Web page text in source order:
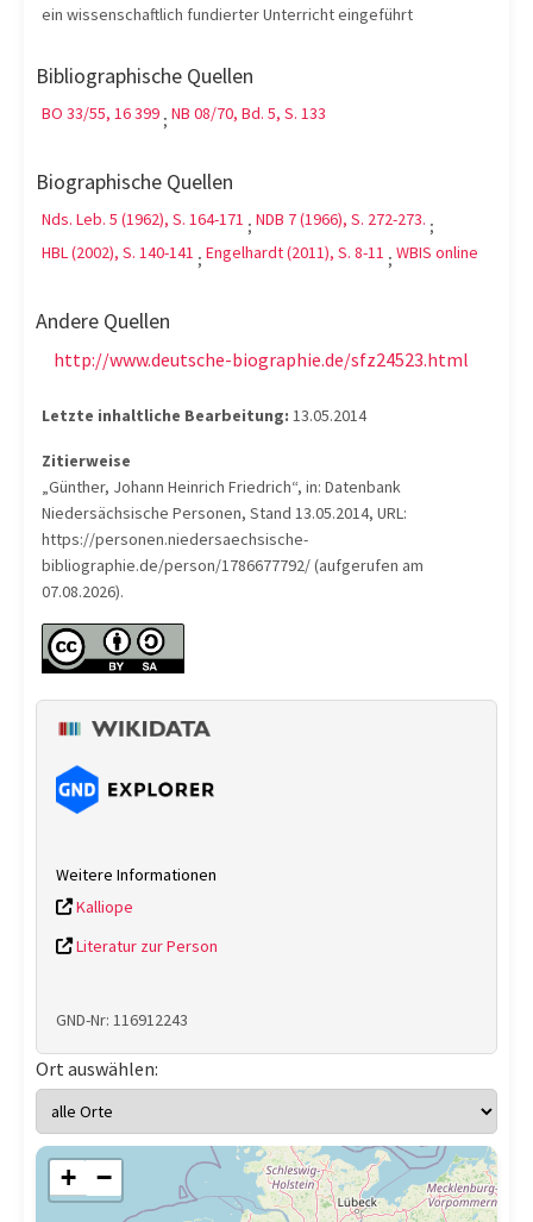
ein wissenschaftlich fundierter Unterricht eingeführt
Bibliographische Quellen
BO 33/55, 16 399 ; NB 08/70, Bd. 5, S. 133
Biographische Quellen
Nds. Leb. 5 (1962), S. 164-171 ; NDB 7 (1966), S. 272-273. ;
HBL (2002), S. 140-141 ; Engelhardt (2011), S. 8-11 ; WBIS online
Andere Quellen
http://www.deutsche-biographie.de/sfz24523.html
Letzte inhaltliche Bearbeitung: 13.05.2014
Zitierweise
„Günther, Johann Heinrich Friedrich“, in: Datenbank
Niedersächsische Personen, Stand 13.05.2014, URL:
https://personen.niedersaechsische-
bibliographie.de/person/1786677792/ (aufgerufen am
07.08.2026).
Weitere Informationen
Kalliope
Literatur zur Person
GND-Nr: 116912243
Ort auswählen:
+ −